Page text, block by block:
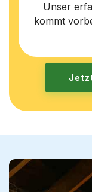
Unser
kommt